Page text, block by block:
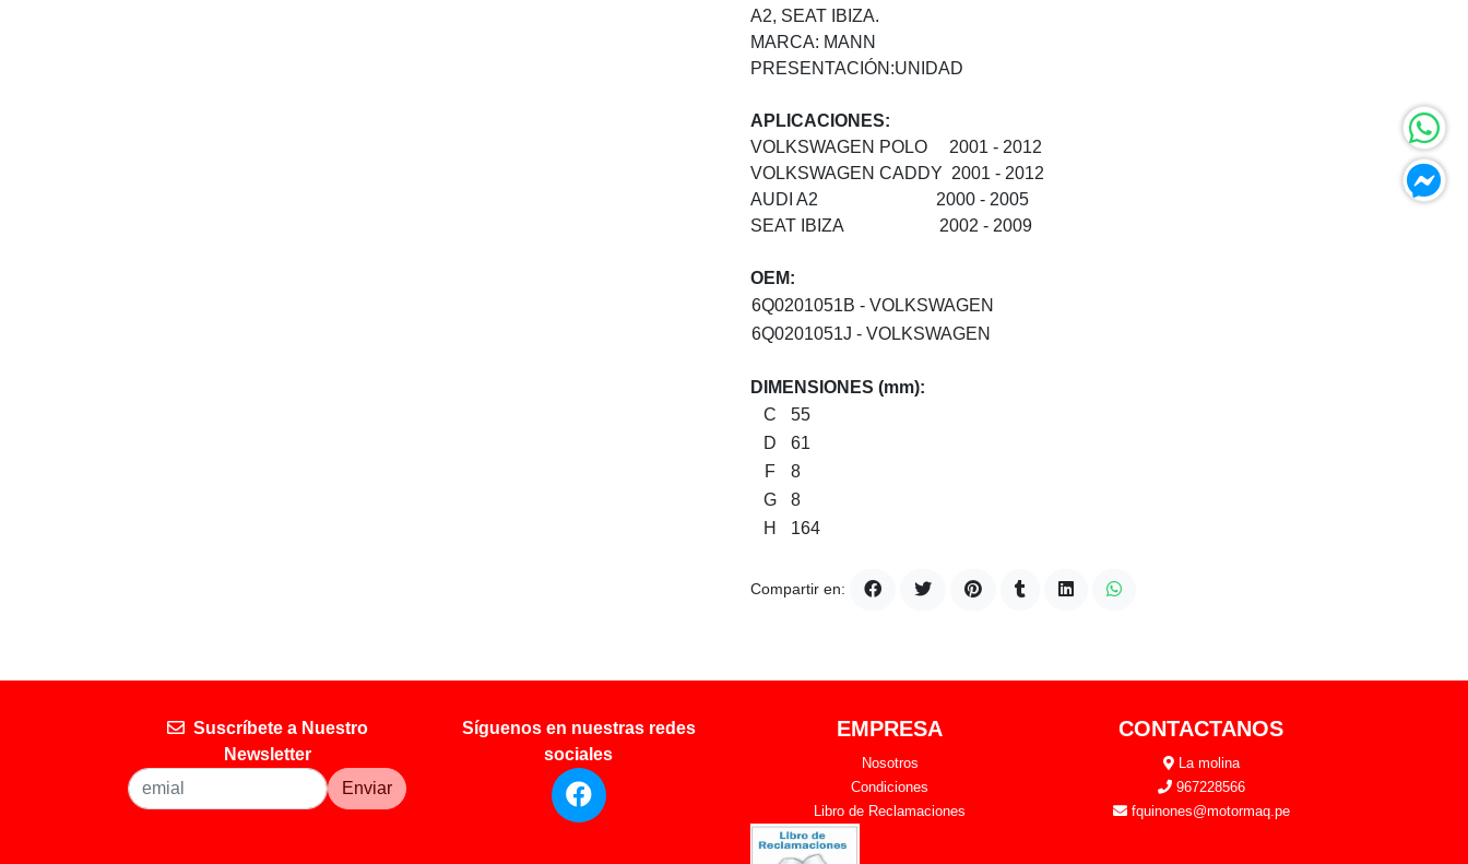
A2, SEAT IBIZA.
MARCA: MANN
PRESENTACIÓN:UNIDAD
APLICACIONES:
VOLKSWAGEN POLO 2001 - 2012
VOLKSWAGEN CADDY 2001 - 2012
AUDI A2 2000 - 2005
SEAT IBIZA 2002 - 2009
OEM:
6Q0201051B - VOLKSWAGEN
6Q0201051J - VOLKSWAGEN
DIMENSIONES (mm):
C
55
D
61
F
8
G
8
H
164
Compartir en:
Suscríbete a Nuestro
Newsletter
Enviar
Síguenos en nuestras redes
sociales
EMPRESA
Nosotros
Condiciones
Libro de Reclamaciones
CONTACTANOS
La molina
967228566
fquinones@motormaq.pe